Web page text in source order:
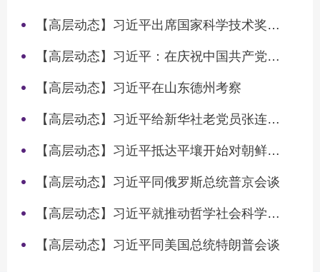
【高层动态】习近平出席国家科学技术奖励大会两院院士大会中国科协第十一次全国代表大会并发表重要讲话
【高层动态】习近平：在庆祝中国共产党成立105周年大会上的讲话
【高层动态】习近平在山东德州考察
【高层动态】习近平给新华社老党员张连生回信强调 传承红色基因 在新征程上书写优异答卷
【高层动态】习近平抵达平壤开始对朝鲜进行国事访问
【高层动态】习近平同俄罗斯总统普京会谈
【高层动态】习近平就推动哲学社会科学高质量发展作出重要指示
【高层动态】习近平同美国总统特朗普会谈